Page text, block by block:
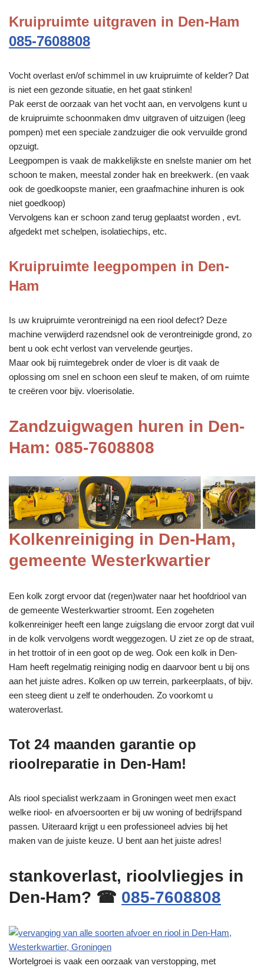
Kruipruimte uitgraven in Den-Ham
085-7608808
Vocht overlast en/of schimmel in uw kruipruimte of kelder? Dat
is niet een gezonde situatie, en het gaat stinken!
Pak eerst de oorzaak van het vocht aan, en vervolgens kunt u
de kruipruimte schoonmaken dmv uitgraven of uitzuigen (leeg
pompen) met een speciale zandzuiger die ook vervuilde grond
opzuigt.
Leegpompen is vaak de makkelijkste en snelste manier om het
schoon te maken, meestal zonder hak en breekwerk. (en vaak
ook de goedkoopste manier, een graafmachine inhuren is ook
niet goedkoop)
Vervolgens kan er schoon zand terug geplaatst worden , evt.
afgedekt met schelpen, isolatiechips, etc.
Kruipruimte leegpompen in Den-
Ham
Is uw kruipruimte verontreinigd na een riool defect? Deze
machine verwijderd razendsnel ook de verontreinigde grond, zo
bent u ook echt verlost van vervelende geurtjes.
Maar ook bij ruimtegebrek onder de vloer is dit vaak de
oplossing om snel en schoon een sleuf te maken, of om ruimte
te creëren voor bijv. vloerisolatie.
Zandzuigwagen huren in Den-
Ham: 085-7608808
Kolkenreiniging in Den-Ham,
gemeente Westerkwartier
Een kolk zorgt ervoor dat (regen)water naar het hoofdriool van
de gemeente Westerkwartier stroomt. Een zogeheten
kolkenreiniger heeft een lange zuigslang die ervoor zorgt dat vuil
in de kolk vervolgens wordt weggezogen. U ziet ze op de straat,
in het trottoir of in een goot op de weg. Ook een kolk in Den-
Ham heeft regelmatig reiniging nodig en daarvoor bent u bij ons
aan het juiste adres. Kolken op uw terrein, parkeerplaats, of bijv.
een steeg dient u zelf te onderhouden. Zo voorkomt u
wateroverlast.
Tot 24 maanden garantie op
rioolreparatie in Den-Ham!
Als riool specialist werkzaam in Groningen weet men exact
welke riool- en afvoersoorten er bij uw woning of bedrijfspand
passen. Uiteraard krijgt u een professioneel advies bij het
maken van de juiste keuze. U bent aan het juiste adres!
stankoverlast, rioolvliegjes in
Den-Ham? ☎ 085-7608808
Wortelgroei is vaak een oorzaak van verstopping, met